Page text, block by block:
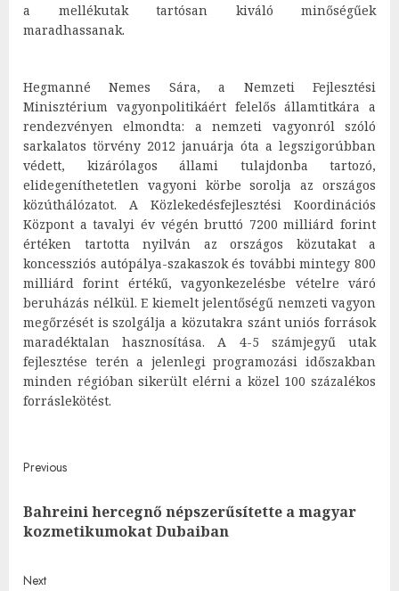
a mellékutak tartósan kiváló minőségűek
maradhassanak.
Hegmanné Nemes Sára, a Nemzeti Fejlesztési
Minisztérium vagyonpolitikáért felelős államtitkára a
rendezvényen elmondta: a nemzeti vagyonról szóló
sarkalatos törvény 2012 januárja óta a legszigorúbban
védett, kizárólagos állami tulajdonba tartozó,
elidegeníthetetlen vagyoni körbe sorolja az országos
közúthálózatot. A Közlekedésfejlesztési Koordinációs
Központ a tavalyi év végén bruttó 7200 milliárd forint
értéken tartotta nyilván az országos közutakat a
koncessziós autópálya-szakaszok és további mintegy 800
milliárd forint értékű, vagyonkezelésbe vételre váró
beruházás nélkül. E kiemelt jelentőségű nemzeti vagyon
megőrzését is szolgálja a közutakra szánt uniós források
maradéktalan hasznosítása. A 4-5 számjegyű utak
fejlesztése terén a jelenlegi programozási időszakban
minden régióban sikerült elérni a közel 100 százalékos
forráslekötést.
Post
navigation
Previous
Bahreini hercegnő népszerűsítette a magyar
kozmetikumokat Dubaiban
Next